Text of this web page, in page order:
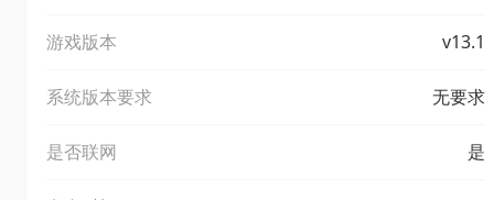
游戏版本 v13.1
系统版本要求 无要求
是否联网 是